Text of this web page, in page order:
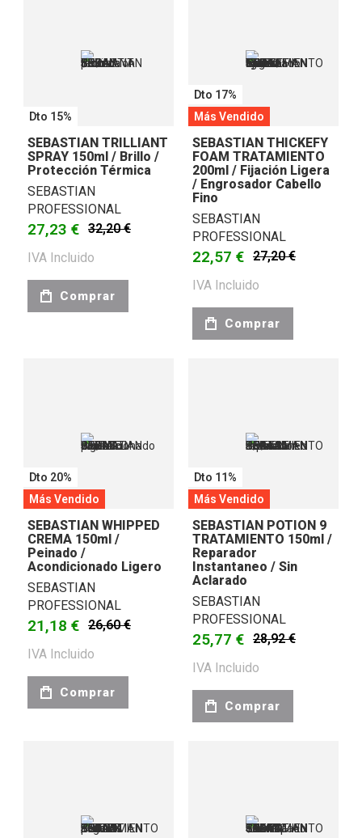
Dto 15%
SEBASTIAN TRILLIANT
SPRAY 150ml / Brillo /
Protección Térmica
SEBASTIAN
PROFESSIONAL
27,23 € 32,20 €
IVA Incluido
Comprar
Dto 17%
Más Vendido
SEBASTIAN THICKEFY
FOAM TRATAMIENTO
200ml / Fijación Ligera
/ Engrosador Cabello
Fino
SEBASTIAN
PROFESSIONAL
22,57 € 27,20 €
IVA Incluido
Comprar
Dto 20%
Más Vendido
SEBASTIAN WHIPPED
CREMA 150ml /
Peinado /
Acondicionado Ligero
SEBASTIAN
PROFESSIONAL
21,18 € 26,60 €
IVA Incluido
Comprar
Dto 11%
Más Vendido
SEBASTIAN POTION 9
TRATAMIENTO 150ml /
Reparador
Instantaneo / Sin
Aclarado
SEBASTIAN
PROFESSIONAL
25,77 € 28,92 €
IVA Incluido
Comprar